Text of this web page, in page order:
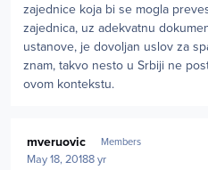
zajednice koja bi se mogla
zajednica, uz adekvatnu
ustanove, je dovoljan uslov za
znam, takvo nesto u Srbiji ne
ovom kontekstu.
mveruovic Members
May 18, 20188 yr